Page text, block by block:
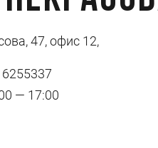
47, офис 12,
— 17:00